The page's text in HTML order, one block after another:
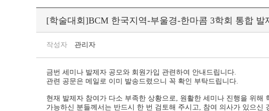
[학술대회]BCM 한국지역-부울경-한마콤 3학회 통합 발
작성자 관리자
금번 세미나 발제자 공모와 회원가입 관련하여 안내드립니다.
관련 공문은 메일로 이미 발송드렸으니 꼭 확인 부탁드립니다.
현재 발제자 참여가 다소 부족한 상황으로, 원활한 세미나 진행을 위해
가능하신 분들께서는 반드시 한 번 검토해 주시고, 참여 의사가 있으신